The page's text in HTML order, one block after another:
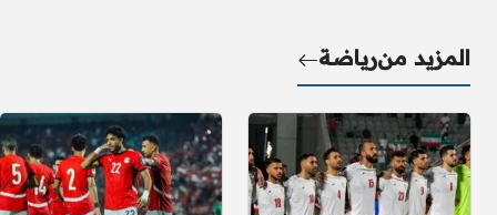
المزيد منرياضة